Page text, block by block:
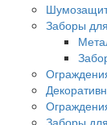
Заборы